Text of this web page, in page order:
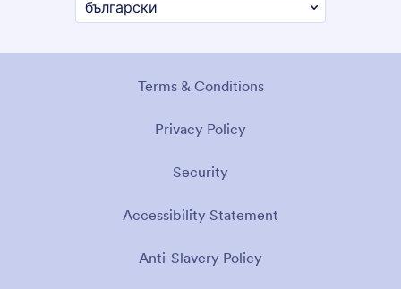
Terms & Conditions
Privacy Policy
Security
Accessibility Statement
Anti-Slavery Policy